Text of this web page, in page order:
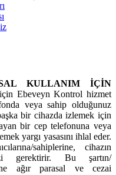
KULLANIM İÇİN
Ebeveyn Kontrol hizmet
veya sahip olduğunuz
bir cihazda izlemek için
bir cep telefonuna veya
yargı yasasını ihlal eder.
sahiplerine, cihazın
gerektirir. Bu şartın/
ağır parasal ve cezai